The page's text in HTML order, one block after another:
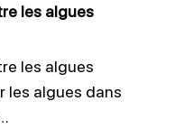
les algues
les algues
les algues dans